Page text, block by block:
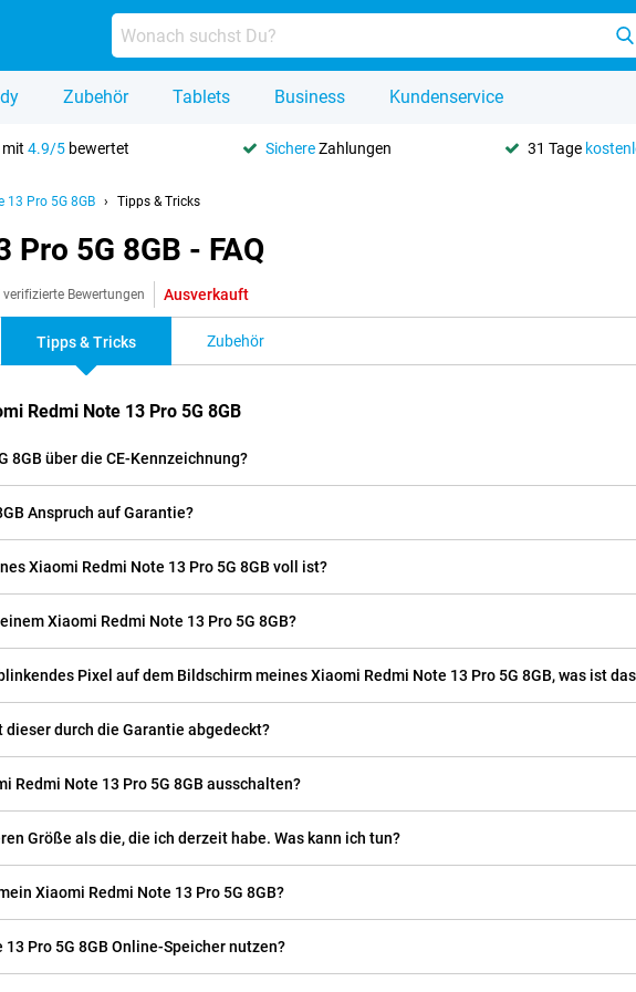
Zubehör Tablets Business Kundenservice
mit4.9/5 bewertet SichereZahlungen 31 Tage
13 Pro 5G 8GB Tipps & Tricks
5G 8GB - FAQ
verifizierte Bewertungen Ausverkauft
Tipps & Tricks Zubehör
Redmi Note 13 Pro 5G 8GB
8GB über die CE-Kennzeichnung?
Anspruch auf Garantie?
Xiaomi Redmi Note 13 Pro 5G 8GB voll ist?
Xiaomi Redmi Note 13 Pro 5G 8GB?
Pixel auf dem Bildschirm meines Xiaomi Redmi Note 13 Pro 5G 8GB, was ist
durch die Garantie abgedeckt?
Redmi Note 13 Pro 5G 8GB ausschalten?
Größe als die, die ich derzeit habe. Was kann ich tun?
Xiaomi Redmi Note 13 Pro 5G 8GB?
Pro 5G 8GB Online-Speicher nutzen?